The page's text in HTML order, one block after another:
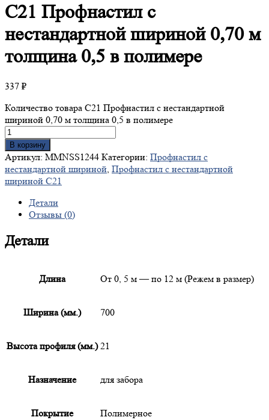
С21 Профнастил с
нестандартной шириной 0,70 м
толщина 0,5 в полимере
337 ₽
Количество товара С21 Профнастил с нестандартной
шириной 0,70 м толщина 0,5 в полимере
В корзину
Артикул: MMNSS1244 Категории: Профнастил с
нестандартной шириной, Профнастил с нестандартной
шириной С21
Детали
Отзывы (0)
Детали
Длина От 0, 5 м — по 12 м (Режем в размер)
Ширина (мм.) 700
Высота профиля (мм.) 21
Назначение для забора
Покрытие Полимерное